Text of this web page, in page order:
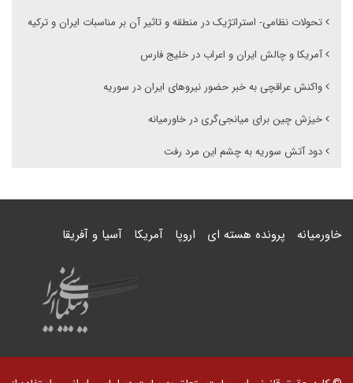
تحولات نظامی- استراتژیک در منطقه و تاثیر آن بر مناسبات ایران و ترکیه
آمریکا و چالش ایران و اعراب در خلیج فارس
واکنش عراقچی به خبر حضور نیروهای ایران در سوریه
خیزش چین برای میانجی‌گری در خاورمیانه
دود آتش سوریه به چشم این مرد رفت
خاورمیانه پرونده هسته ای اروپا آمریکا آسیا و آفریقا